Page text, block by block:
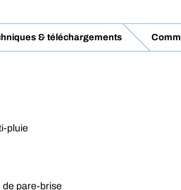
& téléchargements
pluie
de pare-brise